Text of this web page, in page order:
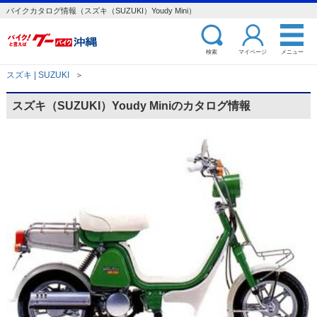
バイクカタログ情報（スズキ（SUZUKI）Youdy Mini）
検索 マイページ メニュー
スズキ | SUZUKI ＞
スズキ（SUZUKI）Youdy Miniのカタログ情報